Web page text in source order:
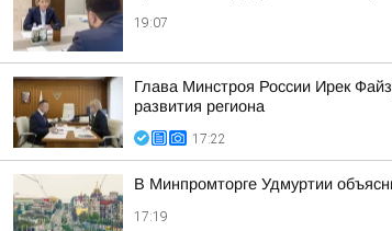
19:07
Глава Минстроя России Ирек
развития региона
17:22
В Минпромторге Удмуртии
17:19